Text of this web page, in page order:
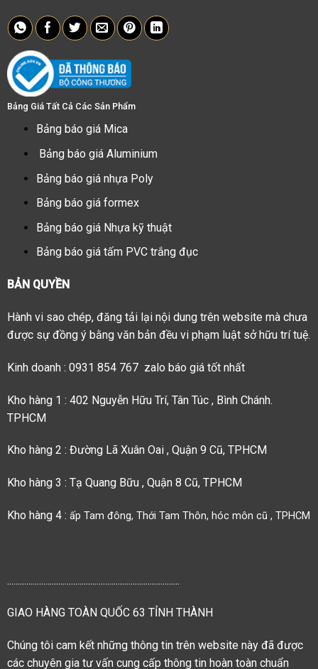
Bảng Giá Tất Cả Các Sản Phẩm
Bảng báo giá Mica
Bảng báo giá Aluminium
Bảng báo giá nhựa Poly
Bảng báo giá formex
Bảng báo giá Nhựa kỹ thuật
Bảng báo giá tấm PVC trắng đục
BẢN QUYỀN
Hành vi sao chép, đăng tải lại nội dung trên website mà chưa
được sự đồng ý bằng văn bản đều vi phạm luật sở hữu trí tuệ.
Kinh doanh : 0931 854 767 zalo báo giá tốt nhất
Kho hàng 1 : 402 Nguyễn Hữu Trí, Tân Túc , Bình Chánh.
TPHCM
Kho hàng 2 : Đường Lã Xuân Oai , Quận 9 Cũ, TPHCM
Kho hàng 3 : Tạ Quang Bữu , Quận 8 Cũ, TPHCM
Kho hàng 4 : ấp Tam đông, Thới Tam Thôn, hóc môn cũ , TPHCM
.................................................................................
GIAO HÀNG TOÀN QUỐC 63 TỈNH THÀNH
Chúng tôi cam kết những thông tin trên website này đã được
các chuyên gia tư vấn cung cấp thông tin hoàn toàn chuẩn